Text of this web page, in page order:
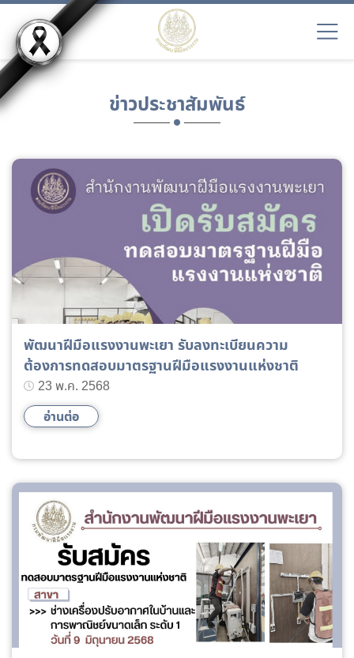
ข่าวประชาสัมพันธ์
พัฒนาฝีมือแรงงานพะเยา รับลงทะเบียนความ
ต้องการทดสอบมาตรฐานฝีมือแรงงานแห่งชาติ
23 พ.ค. 2568
อ่านต่อ